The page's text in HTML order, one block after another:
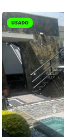
USADO